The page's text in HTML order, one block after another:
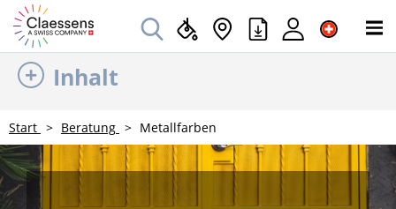
Inhalt
Start Beratung Metallfarben